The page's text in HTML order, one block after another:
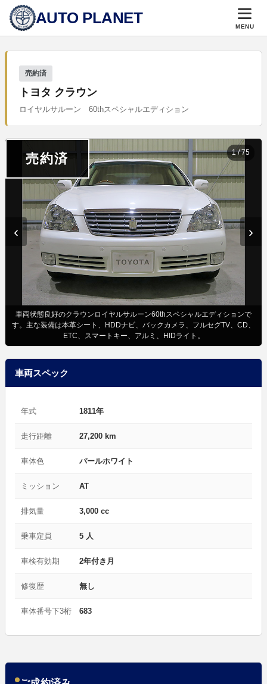
AUTO PLANET MENU
売約済
トヨタ クラウン
ロイヤルサルーン 60thスペシャルエディション
売約済
車両状態良好のクラウンロイヤルサルーン60thスペシャルエディションで
す。主な装備は本革シート、HDDナビ、バックカメラ、フルセグTV、CD、
ETC、スマートキー、アルミ、HIDライト。
‹ ›
1/75
車両スペック
年式 1811年
走行距離 27,200 km
車体色 パールホワイト
ミッション AT
排気量 3,000 cc
乗車定員 5 人
車検有効期 2年付き月
修復歴 無し
車体番号下3桁 683